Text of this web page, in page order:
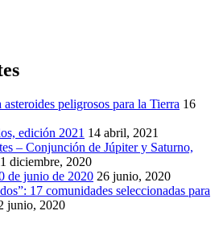
peligrosos para la Tierra 16
edición 2021 14 abril, 2021
– Conjunción de Júpiter y Saturno,
diciembre, 2020
de junio de 2020 26 junio, 2020
17 comunidades seleccionadas para
junio, 2020